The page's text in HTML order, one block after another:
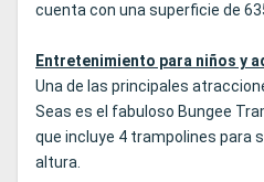
cuenta con una superficie de
Entretenimiento para niños y
Una de las principales
Seas es el fabuloso Bungee
que incluye 4 trampolines para
altura.